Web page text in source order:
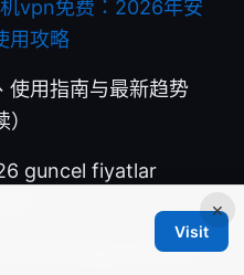
vpn免费：2026年安
用攻略
使用指南与最新趋势
guncel fiyatlar
edge: how to
×
Visit